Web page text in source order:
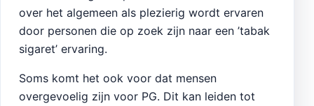
over het algemeen als plezierig wordt ervaren
door personen die op zoek zijn naar een ’tabak
sigaret’ ervaring.
Soms komt het ook voor dat mensen
overgevoelig zijn voor PG. Dit kan leiden tot